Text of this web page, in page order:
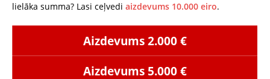
lielāka summa? Lasi ceļvedi aizdevums 10.000 eiro.
Aizdevums 2.000 €
Aizdevums 5.000 €